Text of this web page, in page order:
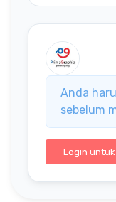
Anda
sebelum
Login